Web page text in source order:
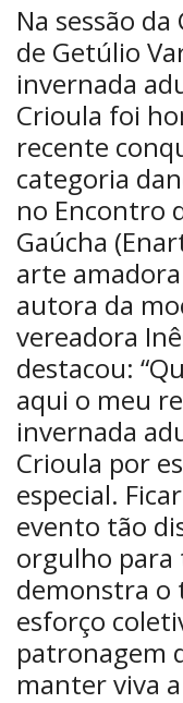
Na sessão
de Getúlio
invernada
Crioula foi
recente
categoria
no Encontro
Gaúcha
arte
autora da
vereadora
destacou:
aqui o meu
invernada
Crioula por
especial.
evento tão
orgulho para
demonstra o
esforço
patronagem
manter viva